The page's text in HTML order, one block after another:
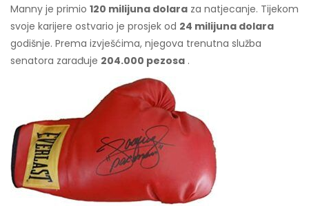
Manny je primio 120 milijuna dolara za natjecanje. Tijekom
svoje karijere ostvario je prosjek od 24 milijuna dolara
godišnje. Prema izvješćima, njegova trenutna služba
senatora zarađuje 204.000 pezosa .